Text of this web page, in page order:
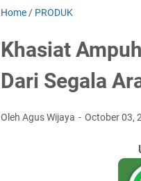
Home / PRODUK
Khasiat
Dari Segala
Oleh Agus Wijaya October 03,